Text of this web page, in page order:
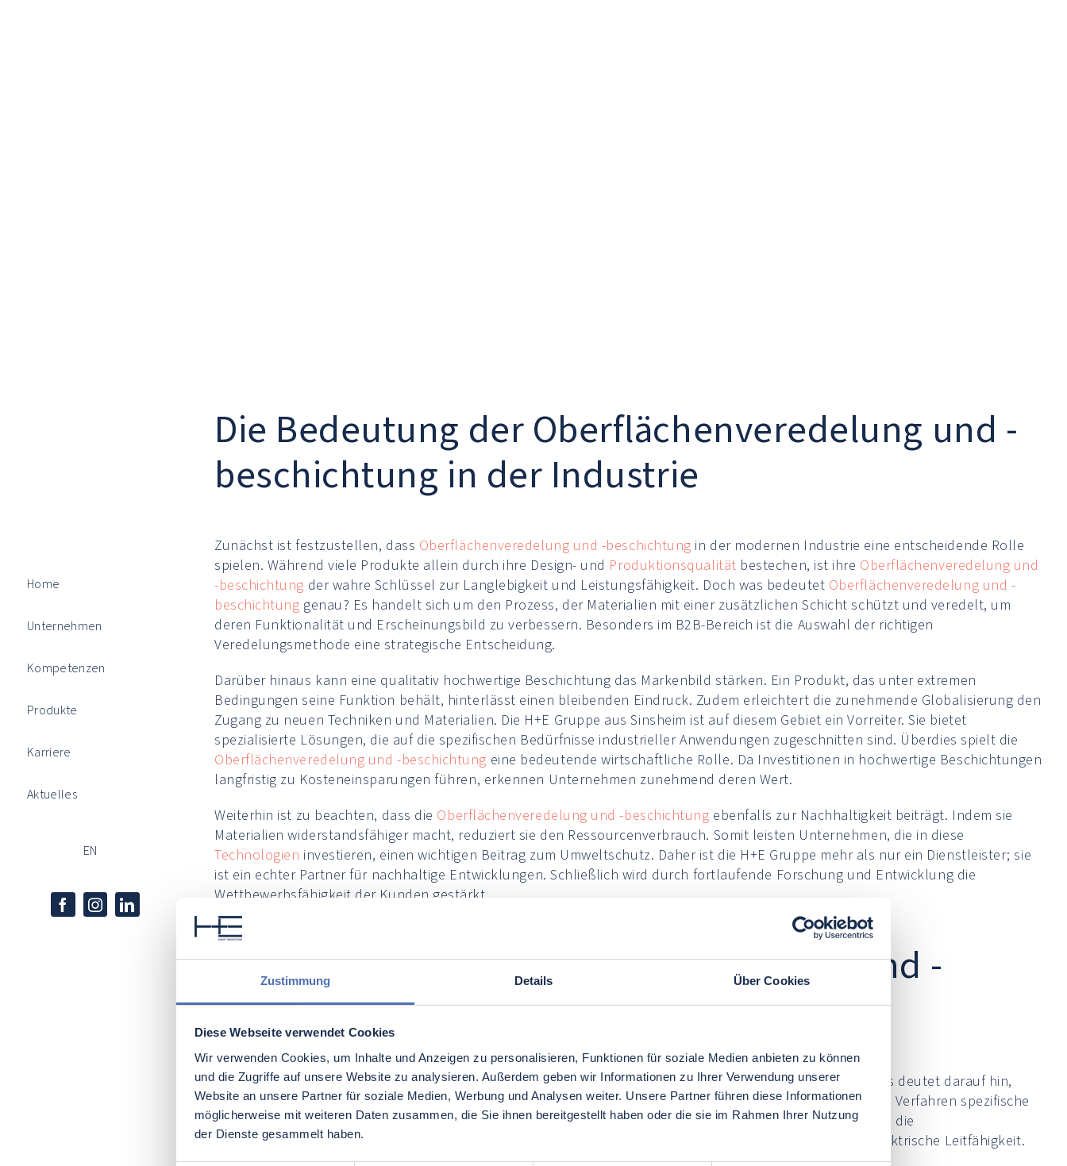
Zustimmung Details Über Cookies
Diese Webseite verwendet Cookies
Wir verwenden Cookies, um Inhalte und Anzeigen zu personalisieren, Funktionen für soziale Medien anbieten zu können
und die Zugriffe auf unsere Website zu analysieren. Außerdem geben wir Informationen zu Ihrer Verwendung unserer
Website an unsere Partner für soziale Medien, Werbung und Analysen weiter. Unsere Partner führen diese Informationen
möglicherweise mit weiteren Daten zusammen, die Sie ihnen bereitgestellt haben oder die sie im Rahmen Ihrer Nutzung
der Dienste gesammelt haben.
Home
Unternehmen
Kompetenzen
Produkte
Karriere
Aktuelles
EN
Die Bedeutung der Oberflächenveredelung und -
beschichtung in der Industrie
Zunächst ist festzustellen, dass Oberflächenveredelung und -beschichtung in der modernen Industrie eine entscheidende Rolle
spielen. Während viele Produkte allein durch ihre Design- und Produktionsqualität bestechen, ist ihre Oberflächenveredelung und
-beschichtung der wahre Schlüssel zur Langlebigkeit und Leistungsfähigkeit. Doch was bedeutet Oberflächenveredelung und -
beschichtung genau? Es handelt sich um den Prozess, der Materialien mit einer zusätzlichen Schicht schützt und veredelt, um
deren Funktionalität und Erscheinungsbild zu verbessern. Besonders im B2B-Bereich ist die Auswahl der richtigen
Veredelungsmethode eine strategische Entscheidung.
Darüber hinaus kann eine qualitativ hochwertige Beschichtung das Markenbild stärken. Ein Produkt, das unter extremen
Bedingungen seine Funktion behält, hinterlässt einen bleibenden Eindruck. Zudem erleichtert die zunehmende Globalisierung den
Zugang zu neuen Techniken und Materialien. Die H+E Gruppe aus Sinsheim ist auf diesem Gebiet ein Vorreiter. Sie bietet
spezialisierte Lösungen, die auf die spezifischen Bedürfnisse industrieller Anwendungen zugeschnitten sind. Überdies spielt die
Oberflächenveredelung und -beschichtung eine bedeutende wirtschaftliche Rolle. Da Investitionen in hochwertige Beschichtungen
langfristig zu Kosteneinsparungen führen, erkennen Unternehmen zunehmend deren Wert.
Weiterhin ist zu beachten, dass die Oberflächenveredelung und -beschichtung ebenfalls zur Nachhaltigkeit beiträgt. Indem sie
Materialien widerstandsfähiger macht, reduziert sie den Ressourcenverbrauch. Somit leisten Unternehmen, die in diese
Technologien investieren, einen wichtigen Beitrag zum Umweltschutz. Daher ist die H+E Gruppe mehr als nur ein Dienstleister; sie
ist ein echter Partner für nachhaltige Entwicklungen. Schließlich wird durch fortlaufende Forschung und Entwicklung die
Wettbewerbsfähigkeit der Kunden gestärkt.
Techniken der Oberflächenveredelung und -
beschichtung im Überblick
Zunächst einmal gibt es eine Vielzahl von Techniken zurOberflächenveredelung und -beschichtung . All dies deutet darauf hin,
dass kundenspezifische Anforderungen den Einsatz verschiedener Verfahren erforderlich machen. Da jedes Verfahren spezifische
Vorteile bietet, müssen Unternehmen sorgfältig auswählen. Einerseits kann das Anodisieren von Aluminium die
Korrosionsbeständigkeit dramatisch erhöhen, andererseits sorgt das Galvanisieren für eine verbesserte elektrische Leitfähigkeit.